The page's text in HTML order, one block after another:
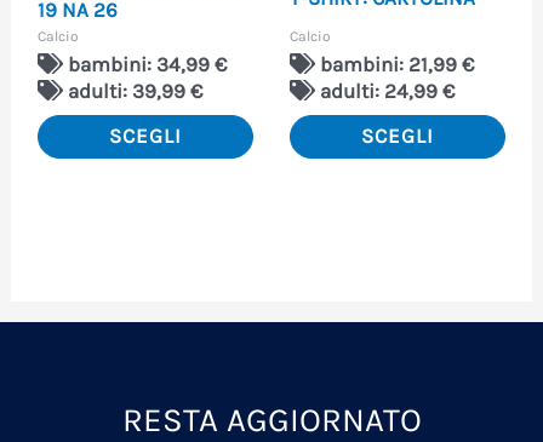
19 NA 26
Calcio
bambini: 34,99 €
adulti: 39,99 €
SCEGLI
scelte
nella
pagina
prodotto
Calcio
bambini: 21,99 €
adulti: 24,99 €
SCEGLI
RESTA AGGIORNATO